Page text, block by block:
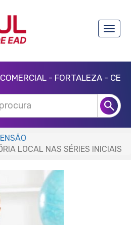
Toggle
- FORTALEZA - CE
LOCAL NAS SÉRIES INICIAIS